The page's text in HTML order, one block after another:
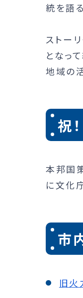
統を語
ストー
となっ
地域の
祝
本邦国
に文化
市
旧火